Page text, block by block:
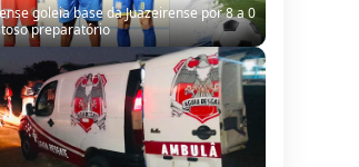
se machuca durante partida em
pelo Águia Resgate